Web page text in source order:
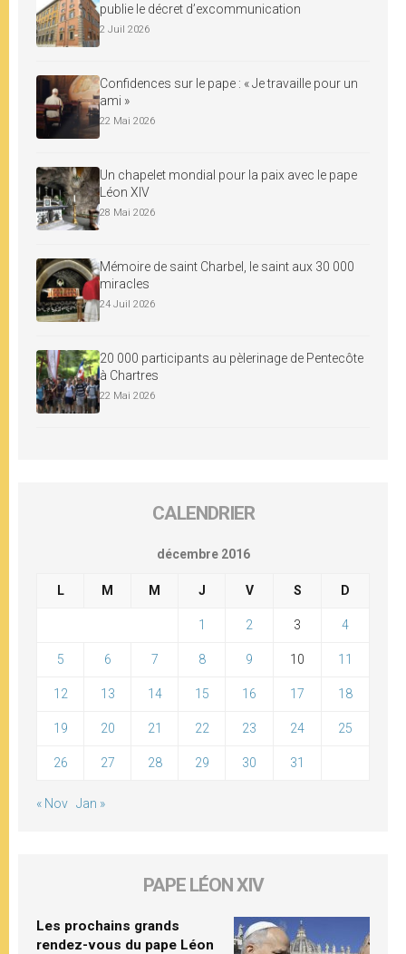
publie le décret d’excommunication
2 Juil 2026
Confidences sur le pape : « Je travaille pour un
ami »
22 Mai 2026
Un chapelet mondial pour la paix avec le pape
Léon XIV
28 Mai 2026
Mémoire de saint Charbel, le saint aux 30 000
miracles
24 Juil 2026
20 000 participants au pèlerinage de Pentecôte
à Chartres
22 Mai 2026
CALENDRIER
décembre 2016
L M M J V S D
1 2 3 4
5 6 7 8 9 10 11
12 13 14 15 16 17 18
19 20 21 22 23 24 25
26 27 28 29 30 31
« Nov Jan »
PAPE LÉON XIV
Les prochains grands
rendez-vous du pape Léon